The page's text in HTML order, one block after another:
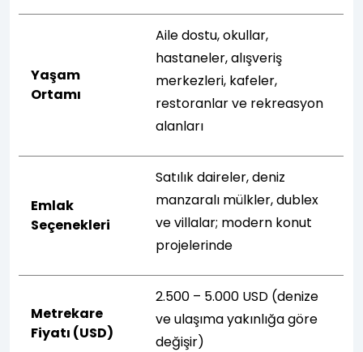
Yaşam
Ortamı
Aile dostu, okullar,
hastaneler, alışveriş
merkezleri, kafeler,
restoranlar ve rekreasyon
alanları
Emlak
Seçenekleri
Satılık daireler, deniz
manzaralı mülkler, dublex
ve villalar; modern konut
projelerinde
Metrekare
Fiyatı (USD)
2.500 – 5.000 USD (denize
ve ulaşıma yakınlığa göre
değişir)